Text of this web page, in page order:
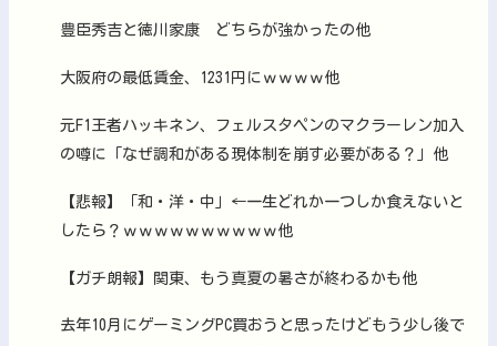
豊臣秀吉と徳川家康 どちらが強かったの他
大阪府の最低賃金、1231円にｗｗｗｗ他
元F1王者ハッキネン、フェルスタペンのマクラーレン加入
の噂に「なぜ調和がある現体制を崩す必要がある？」他
【悲報】「和・洋・中」←一生どれか一つしか食えないと
したら？ｗｗｗｗｗｗｗｗｗｗ他
【ガチ朗報】関東、もう真夏の暑さが終わるかも他
去年10月にゲーミングPC買おうと思ったけどもう少し後で